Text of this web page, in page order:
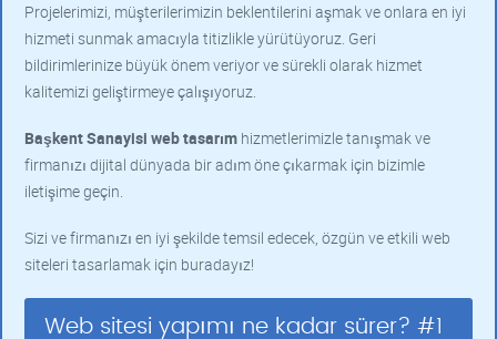
Projelerimizi, müşterilerimizin beklentilerini aşmak ve onlara en iyi
hizmeti sunmak amacıyla titizlikle yürütüyoruz. Geri
bildirimlerinize büyük önem veriyor ve sürekli olarak hizmet
kalitemizi geliştirmeye çalışıyoruz.
Başkent Sanayisi web tasarım hizmetlerimizle tanışmak ve
firmanızı dijital dünyada bir adım öne çıkarmak için bizimle
iletişime geçin.
Sizi ve firmanızı en iyi şekilde temsil edecek, özgün ve etkili web
siteleri tasarlamak için buradayız!
Web sitesi yapımı ne kadar sürer? #1